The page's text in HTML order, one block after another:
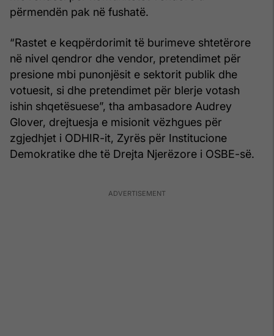
përmendën pak në fushatë.
“Rastet e keqpërdorimit të burimeve shtetërore
në nivel qendror dhe vendor, pretendimet për
presione mbi punonjësit e sektorit publik dhe
votuesit, si dhe pretendimet për blerje votash
ishin shqetësuese”, tha ambasadore Audrey
Glover, drejtuesja e misionit vëzhgues për
zgjedhjet i ODHIR-it, Zyrës për Institucione
Demokratike dhe të Drejta Njerëzore i OSBE-së.